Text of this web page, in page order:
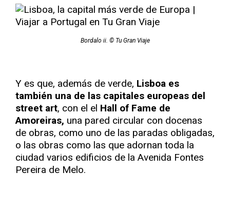
Bordalo ii. © Tu Gran Viaje
Y es que, además de verde, Lisboa es
también una de las capitales europeas del
street art, con el el Hall of Fame de
Amoreiras, una pared circular con docenas
de obras, como uno de las paradas obligadas,
o las obras como las que adornan toda la
ciudad varios edificios de la Avenida Fontes
Pereira de Melo.